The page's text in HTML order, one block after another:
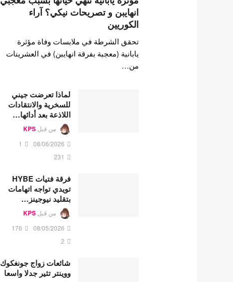
انهايبن و تصريحات نيكي؟ آراء
الكوريين
تحقق الشرطة في ملابسات وفاة مؤثرة
يابانية (معجبة بفرقة انهايبن) في العشرينات
من…
لماذا تعرضت جيني
للسخرية والانتقادات
اللاذعة بعد أدائها…
من قبل KPS
08/06/2026
1
231
فرقة فتيات HYBE
تويدي تواجه اتهامات
بتقليد نيوجينز…
من قبل KPS
08/05/2026
176
2
شائعات زواج جونغكوك
ووينتر تثير جدلا واسعا